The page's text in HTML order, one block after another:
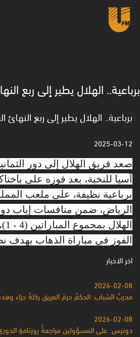
برباعية.. الهلال يطير إلى ربع
برباعية.. الهلال يطير إلى ربع النهائ
2025-03-12
صعد فريق الهلال إلى دور
آسيا للنخبة، بعد فوزه على
برباعية نظيفة، على ملعب
الرياض، ضمن منافسات إياب دور
الفوز في مباراة الذهاب بهدف
اخر الاخبار
2026-02-08
مدربُ الشباب: الحكمُ حرمَ الفريق ركلةَ جزاء
2026-02-08
دونيس: على المسؤولين مراجعةُ روزنامةِ